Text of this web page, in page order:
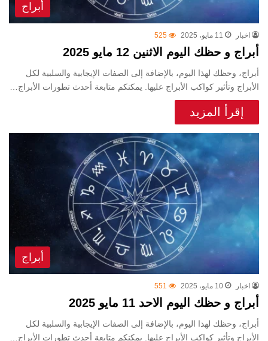
أبراج
اخبار 11 مايو، 2025 525
أبراج و حظك اليوم الاثنين 12 مايو 2025
أبراج، وحظك لهذا اليوم، بالإضافة إلى الصفات الإيجابية والسلبية لكل
الأبراج وتأثير كواكب الأبراج عليها. يمكنكم متابعة أحدث تطورات الأبراج…
إقرأ المزيد
أبراج
اخبار 10 مايو، 2025 551
أبراج و حظك اليوم الاحد 11 مايو 2025
أبراج، وحظك لهذا اليوم، بالإضافة إلى الصفات الإيجابية والسلبية لكل
الأبراج وتأثير كواكب الأبراج عليها. يمكنكم متابعة أحدث تطورات الأبراج…